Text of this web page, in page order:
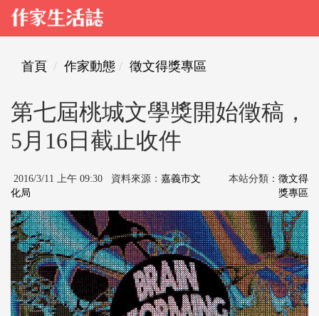
首頁 作家動態 徵文得獎專區
第七屆桃城文學獎開始徵稿，
5月16日截止收件
2016/3/11 上午 09:30 資料來源： 嘉義市文
化局
本站分類： 徵文得
獎專區